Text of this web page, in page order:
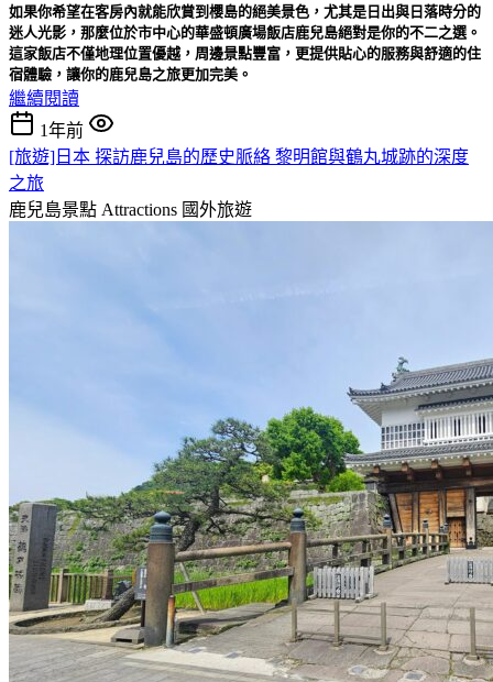
如果你希望在客房內就能欣賞到櫻島的絕美景色，尤其是日出與日落時分的
迷人光影，那麼位於市中心的華盛頓廣場飯店鹿兒島絕對是你的不二之選。
這家飯店不僅地理位置優越，周邊景點豐富，更提供貼心的服務與舒適的住
宿體驗，讓你的鹿兒島之旅更加完美。
繼續閱讀
1年前
[旅遊]日本 探訪鹿兒島的歷史脈絡 黎明館與鶴丸城跡的深度
之旅
鹿兒島景點 Attractions 國外旅遊